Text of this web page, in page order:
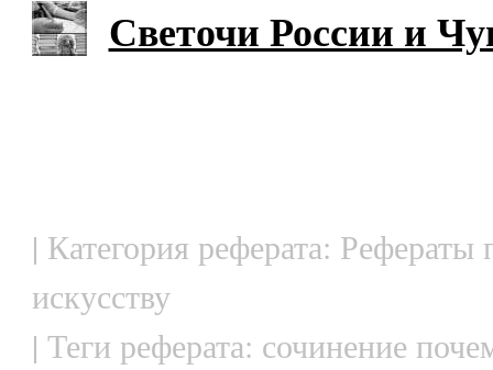
Светочи России и
| Категория реферата: Рефераты
искусству
| Теги реферата: сочинение